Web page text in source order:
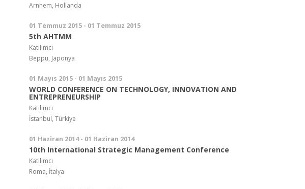
Arnhem, Hollanda
01 Temmuz 2015 - 01 Temmuz 2015
5th AHTMM
Katılımcı
Beppu, Japonya
01 Mayıs 2015 - 01 Mayıs 2015
WORLD CONFERENCE ON TECHNOLOGY, INNOVATION AND
ENTREPRENEURSHIP
Katılımcı
İstanbul, Türkiye
01 Haziran 2014 - 01 Haziran 2014
10th International Strategic Management Conference
Katılımcı
Roma, İtalya